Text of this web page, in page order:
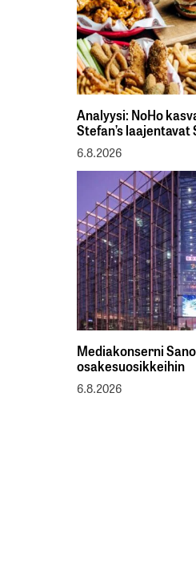
Analyysi: NoHo
Stefan’s laajentavat
6.8.2026
Mediakonserni
osakesuosikkeihin
6.8.2026